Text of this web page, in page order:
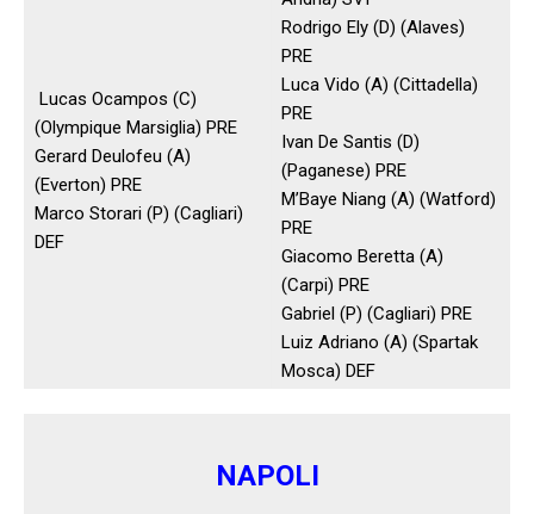
Lucas Ocampos (C)
(Olympique Marsiglia) PRE
Gerard Deulofeu (A)
(Everton) PRE
Marco Storari (P) (Cagliari)
DEF
Rodrigo Ely (D) (Alaves)
PRE
Luca Vido (A) (Cittadella)
PRE
Ivan De Santis (D)
(Paganese) PRE
M’Baye Niang (A) (Watford)
PRE
Giacomo Beretta (A)
(Carpi) PRE
Gabriel (P) (Cagliari) PRE
Luiz Adriano (A) (Spartak
Mosca) DEF
NAPOLI